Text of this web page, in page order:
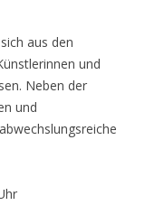
aus den
und
Neben der
und